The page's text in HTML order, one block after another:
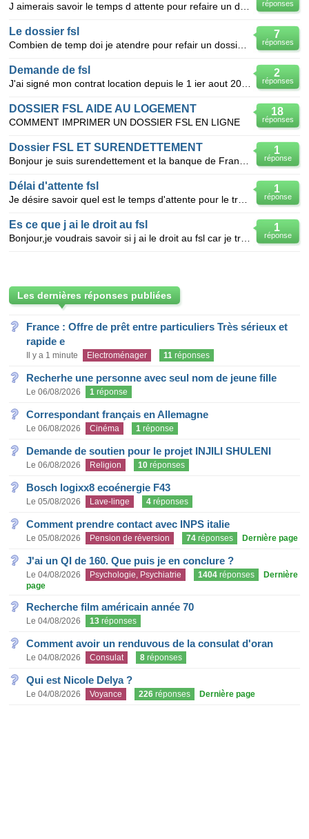
réponses
7
réponses
Le dossier fsl
2
réponses
Demande de fsl
18
réponses
DOSSIER FSL AIDE AU LOGEMENT
COMMENT IMPRIMER UN DOSSIER FSL EN LIGNE
1
réponse
Dossier FSL ET SURENDETTEMENT
1
réponse
Délai d'attente fsl
1
réponse
Es ce que j ai le droit au fsl
Les dernières réponses publiées
France : Offre de prêt entre particuliers Très sérieux et
rapide e
Il y a 1 minute Electroménager 11 réponses
Recherhe une personne avec seul nom de jeune fille
Le 06/08/2026 1 réponse
Correspondant français en Allemagne
Le 06/08/2026 Cinéma 1 réponse
Demande de soutien pour le projet INJILI SHULENI
Le 06/08/2026 Religion 10 réponses
Bosch logixx8 ecoénergie F43
Le 05/08/2026 Lave-linge 4 réponses
Comment prendre contact avec INPS italie
Le 05/08/2026 Pension de réversion 74 réponses Dernière page
J'ai un QI de 160. Que puis je en conclure ?
Le 04/08/2026 Psychologie, Psychiatrie 1404 réponses
Dernière
page
Recherche film américain année 70
Le 04/08/2026 13 réponses
Comment avoir un renduvous de la consulat d'oran
Le 04/08/2026 Consulat 8 réponses
Qui est Nicole Delya ?
Le 04/08/2026 Voyance 226 réponses Dernière page